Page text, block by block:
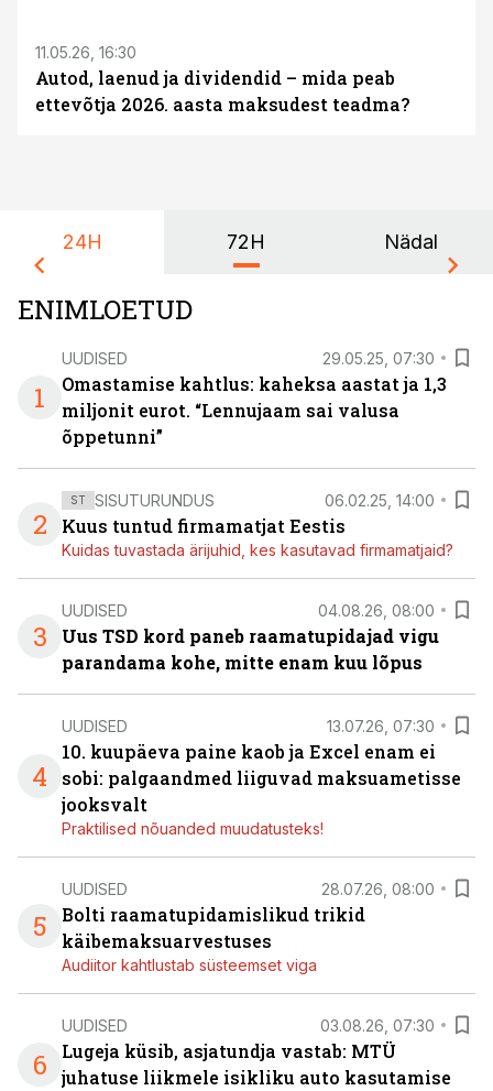
11.05.26, 16:30
Autod, laenud ja dividendid – mida peab
ettevõtja 2026. aasta maksudest teadma?
24H 72H Nädal
ENIMLOETUD
1
UUDISED 29.05.25, 07:30
Omastamise kahtlus: kaheksa aastat ja 1,3
miljonit eurot. “Lennujaam sai valusa
õppetunni”
2
ST SISUTURUNDUS 06.02.25, 14:00
Kuus tuntud firmamatjat Eestis
Kuidas tuvastada ärijuhid, kes kasutavad firmamatjaid?
3
UUDISED 04.08.26, 08:00
Uus TSD kord paneb raamatupidajad vigu
parandama kohe, mitte enam kuu lõpus
4
UUDISED 13.07.26, 07:30
10. kuupäeva paine kaob ja Excel enam ei
sobi: palgaandmed liiguvad maksuametisse
jooksvalt
Praktilised nõuanded muudatusteks!
5
UUDISED 28.07.26, 08:00
Bolti raamatupidamislikud trikid
käibemaksuarvestuses
Audiitor kahtlustab süsteemset viga
6
UUDISED 03.08.26, 07:30
Lugeja küsib, asjatundja vastab: MTÜ
juhatuse liikmele isikliku auto kasutamise